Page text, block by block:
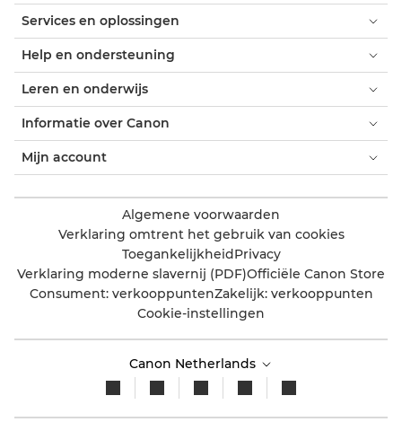
Services en oplossingen
Help en ondersteuning
Leren en onderwijs
Informatie over Canon
Mijn account
Algemene voorwaarden
Verklaring omtrent het gebruik van cookies
ToegankelijkheidPrivacy
Verklaring moderne slavernij (PDF)Officiële Canon Store
Consument: verkooppuntenZakelijk: verkooppunten
Cookie-instellingen
Canon Netherlands